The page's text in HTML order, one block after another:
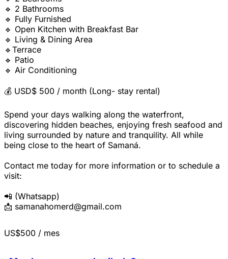
🔹 2 Bathrooms
🔹 Fully Furnished
🔹 Open Kitchen with Breakfast Bar
🔹 Living & Dining Area
🔹Terrace
🔹 Patio
🔹 Air Conditioning
💰 USD$ 500 / month (Long- stay rental)
Spend your days walking along the waterfront,
discovering hidden beaches, enjoying fresh seafood and
living surrounded by nature and tranquility. All while
being close to the heart of Samaná.
Contact me today for more information or to schedule a
visit:
📲 (Whatsapp)
📩 samanahomerd@gmail.com
US$500 / mes